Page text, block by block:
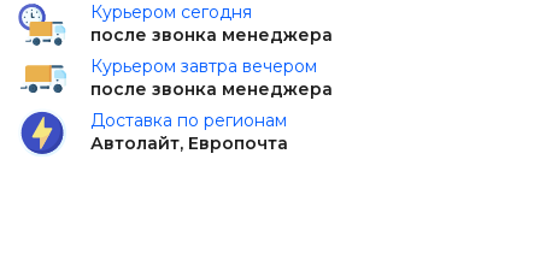
Курьером сегодня
после звонка менеджера
Курьером завтра вечером
после звонка менеджера
Доставка по регионам
Автолайт, Европочта